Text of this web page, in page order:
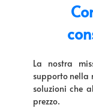
La nostra
supporto nella
soluzioni che
prezzo.